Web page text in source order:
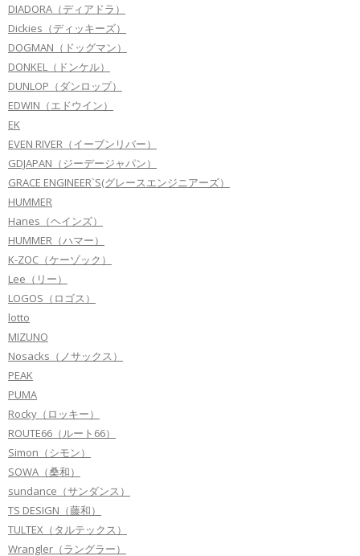
DIADORA（ディアドラ）
Dickies（ディッキーズ）
DOGMAN（ドッグマン）
DONKEL（ドンケル）
DUNLOP（ダンロップ）
EDWIN（エドウイン）
EK
EVEN RIVER（イーブンリバー）
GDJAPAN（ジーデージャパン）
GRACE ENGINEER`S(グレースエンジニアーズ）
HUMMER
Hanes（ヘインズ）
HUMMER（ハマー）
K-ZOC（ケーゾック）
Lee（リー）
LOGOS（ロゴス）
lotto
MIZUNO
Nosacks（ノサックス）
PEAK
PUMA
Rocky（ロッキー）
ROUTE66（ルート66）
Simon（シモン）
SOWA（桑和）
sundance（サンダンス）
TS DESIGN（藤和）
TULTEX（タルテックス）
Wrangler（ラングラー）